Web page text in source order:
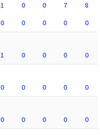
1 0 0 7
8
0 0 0 0
0
1 0 0 0
0
0 0 0 0
0
0 0 0 0
0